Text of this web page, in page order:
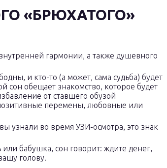
«БРЮХАТОГО»
гармонии, а также душевного
и кто-то (а может, сама судьба) будет
сон обещает знакомство, которое будет
от ставшего обузой
перемены, любовные или
узнали во время УЗИ-осмотра, это знак
бабушка, сон говорит: ждите денег,
голову.